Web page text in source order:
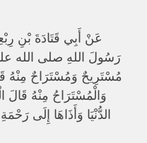
عَنْ أَبِي قَتَادَةَ بْنِ
رَسُولَ اللهِ صلى الله
مُسْتَرِيحٌ وَمُسْتَرَاحٌ مِنْهُ
وَالْمُسْتَرَاحُ مِنْهُ
الدُّنْيَا وَأَذَاهَا إِلَى